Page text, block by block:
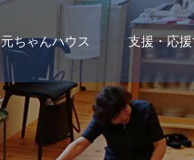
元ちゃんハウス 支援・応